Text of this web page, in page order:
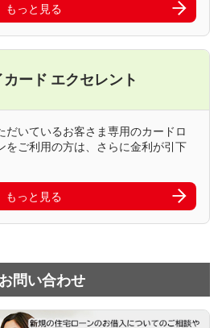
もっと見る
ード エクセレント
だいているお客さま専用のカードロ
をご利用の方は、さらに金利が引下
もっと見る
お問い合わせ